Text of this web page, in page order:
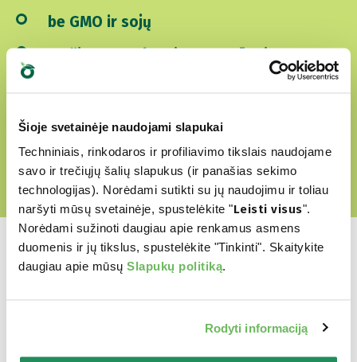
Šioje svetainėje naudojami slapukai
Techniniais, rinkodaros ir profiliavimo tikslais naudojame
savo ir trečiųjų šalių slapukus (ir panašias sekimo
technologijas). Norėdami sutikti su jų naudojimu ir toliau
naršyti mūsų svetainėje, spustelėkite "Leisti visus".
Norėdami sužinoti daugiau apie renkamus asmens
duomenis ir jų tikslus, spustelėkite "Tinkinti". Skaitykite
daugiau apie mūsų Slapukų politiką.
Rodyti informaciją
be GMO ir sojų
Be žiauraus elgesio su gyvūnais
mėgstamiausias?